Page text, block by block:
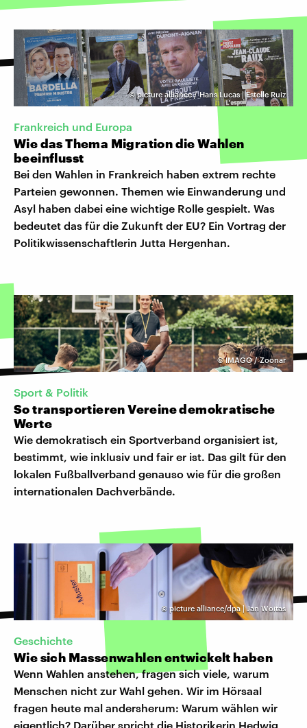
©picture alliance / Hans Lucas | Estelle Ruiz
Frankreich und Europa
Wie das Thema Migration die Wahlen
beeinflusst
Bei den Wahlen in Frankreich haben extrem rechte
Parteien gewonnen. Themen wie Einwanderung und
Asyl haben dabei eine wichtige Rolle gespielt. Was
bedeutet das für die Zukunft der EU? Ein Vortrag der
Politikwissenschaftlerin Jutta Hergenhan.
©IMAGO / Zoonar
Sport & Politik
So transportieren Vereine demokratische
Werte
Wie demokratisch ein Sportverband organisiert ist,
bestimmt, wie inklusiv und fair er ist. Das gilt für den
lokalen Fußballverband genauso wie für die großen
internationalen Dachverbände.
© picture alliance/dpa | Jan Woitas
Geschichte
Wie sich Massenwahlen entwickelt haben
Wenn Wahlen anstehen, fragen sich viele, warum
Menschen nicht zur Wahl gehen. Wir im Hörsaal
fragen heute mal andersherum: Warum wählen wir
eigentlich? Darüber spricht die Historikerin Hedwig